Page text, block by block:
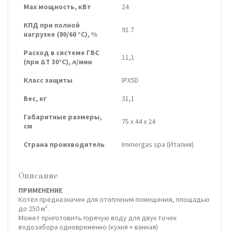
Max мощность, кВт
24
КПД при полной
нагрузке (80/60 °C), %
91.7
Расход в системе ГВС
(при ΔТ 30°C), л/мин
11,1
Класс защиты
IPX5D
Вес, кг
31,1
Габаритные размеры,
см
75 х 44 х 24
Страна производитель Immergas spa (Италия)
Описание
ПРИМЕНЕНИЕ
Котёл предназначен для отопления помещения, площадью
до 250 м².
Может приготовить горячую воду для двух точек
водозабора одновременно (кухня + ванная)